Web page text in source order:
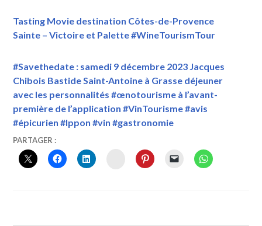
Tasting Movie destination Côtes-de-Provence
Sainte – Victoire et Palette #WineTourismTour
#Savethedate : samedi 9 décembre 2023 Jacques
Chibois Bastide Saint-Antoine à Grasse déjeuner
avec les personnalités #œnotourisme à l’avant-
première de l’application #VinTourisme #avis
#épicurien #Ippon #vin #gastronomie
14
DÉCEMBRE
2022
VINTOURISME
#ARTS
DE
LA
PARTAGER :
INSTAGRAM